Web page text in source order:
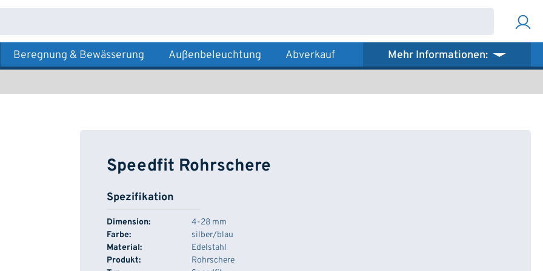
Beregnung & Bewässerung Außenbeleuchtung Abverkauf Mehr Informationen:
Speedfit Rohrschere
Spezifikation
Dimension:
4-28 mm
Farbe:
silber/blau
Material:
Edelstahl
Produkt:
Rohrschere